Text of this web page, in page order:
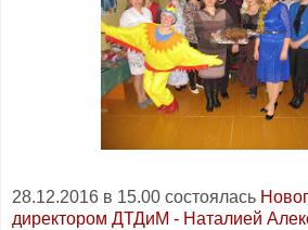
28.12.2016 в 15.00 состоялась
директором ДТДиМ - Наталией